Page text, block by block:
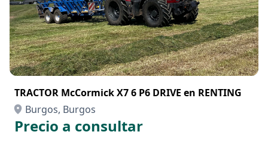
TRACTOR McCormick X7 6 P6 DRIVE en RENTING
Burgos, Burgos
Precio a consultar